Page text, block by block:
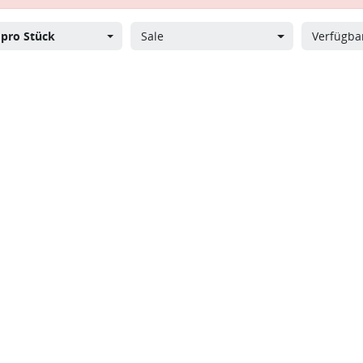
pro Stück Sale